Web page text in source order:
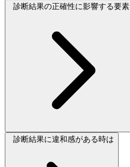
診断結果の正確性に影響する要素
診断結果に違和感がある時は